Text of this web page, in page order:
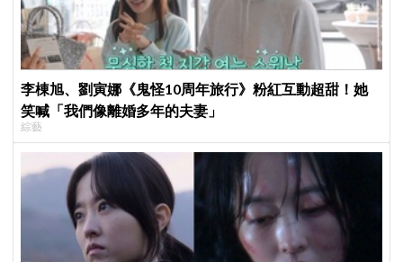
李棟旭、劉寅娜《鬼怪10周年旅行》粉紅互動超甜！她
笑喊「我們像離婚多年的夫妻」
綜藝